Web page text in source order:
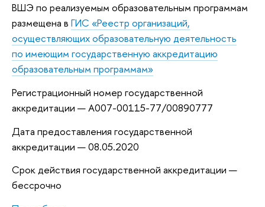
ВШЭ по реализуемым образовательным программам
размещена в ГИС «Реестр организаций,
осуществляющих образовательную деятельность
по имеющим государственную аккредитацию
образовательным программам»
Регистрационный номер государственной
аккредитации — А007-00115-77/00890777
Дата предоставления государственной
аккредитации — 08.05.2020
Срок действия государственной аккредитации —
бессрочно